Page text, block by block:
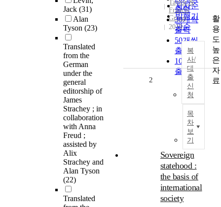
Jack (31)
Alan
Tyson (23)
Translated
from the
German
under the
general
editorship of
James
Strachey ; in
collaboration
with Anna
Freud ;
assisted by
Alix
Strachey and
Alan Tyson
(22)
Translated
저자순
발행기
관순
출력
30개씩
출력
50개씩
출력
100개씩
출력
Taylor &
Francis
Group
2019
복
사/
대
출
신
청
목
차
보
기
2
Sovereign
statehood :
the basis of
international
society
활
용
도
높
은
자
료